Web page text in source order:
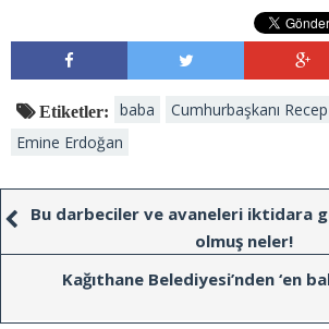
Etiketler: baba
Cumhurbaşkanı
Emine Erdoğan
Bu darbeciler ve avaneleri iktidara
olmuş neler!
Kağıthane Belediyesi’nden ‘en